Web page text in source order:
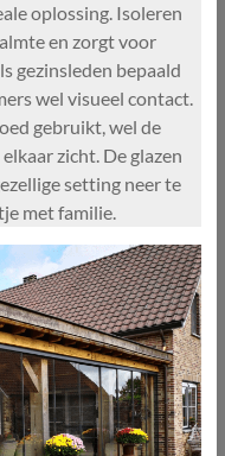
oplossing. Isoleren
en zorgt voor
gezinsleden bepaald
wel visueel contact.
gebruikt, wel de
zicht. De glazen
setting neer te
met familie.